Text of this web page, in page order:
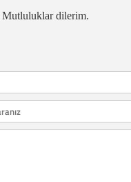
Mutluluklar dilerim.